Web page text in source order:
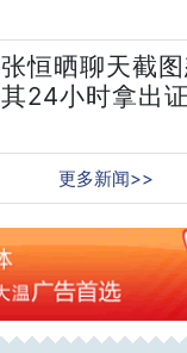
张恒晒聊天截
其24小时拿出
更多新闻>>